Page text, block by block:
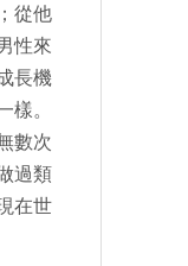
從他
性來
長機
。
數次
過類
在世